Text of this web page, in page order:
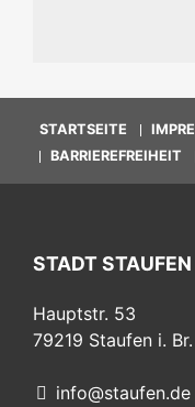
STARTSEITE
BARRIEREFREIHEIT
STADT
Hauptstr. 53
79219 Staufen i. Br.
info@staufen.de